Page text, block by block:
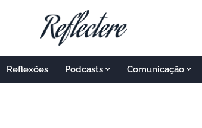
Reflexões Podcasts Comunicação